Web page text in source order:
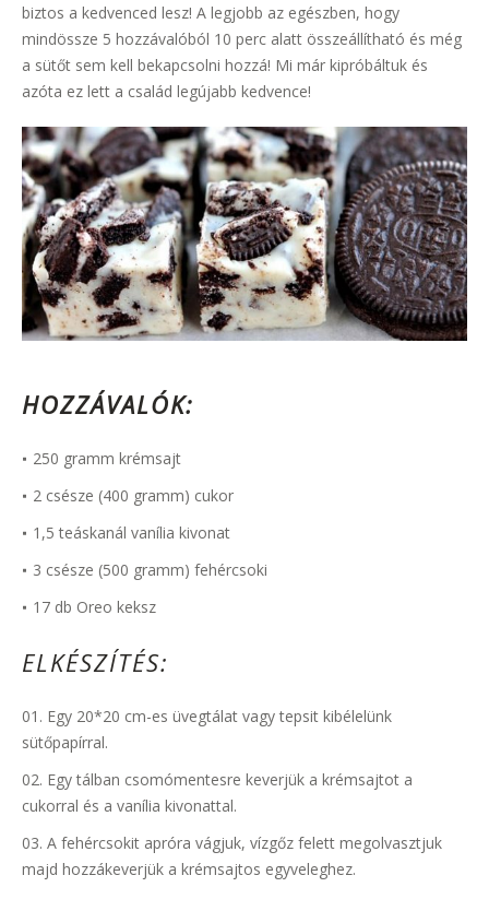
biztos a kedvenced lesz! A legjobb az egészben, hogy
mindössze 5 hozzávalóból 10 perc alatt összeállítható és még
a sütőt sem kell bekapcsolni hozzá! Mi már kipróbáltuk és
azóta ez lett a család legújabb kedvence!
HOZZÁVALÓK:
250 gramm krémsajt
2 csésze (400 gramm) cukor
1,5 teáskanál vanília kivonat
3 csésze (500 gramm) fehércsoki
17 db Oreo keksz
ELKÉSZÍTÉS:
Egy 20*20 cm-es üvegtálat vagy tepsit kibélelünk
sütőpapírral.
Egy tálban csomómentesre keverjük a krémsajtot a
cukorral és a vanília kivonattal.
A fehércsokit apróra vágjuk, vízgőz felett megolvasztjuk
majd hozzákeverjük a krémsajtos egyveleghez.